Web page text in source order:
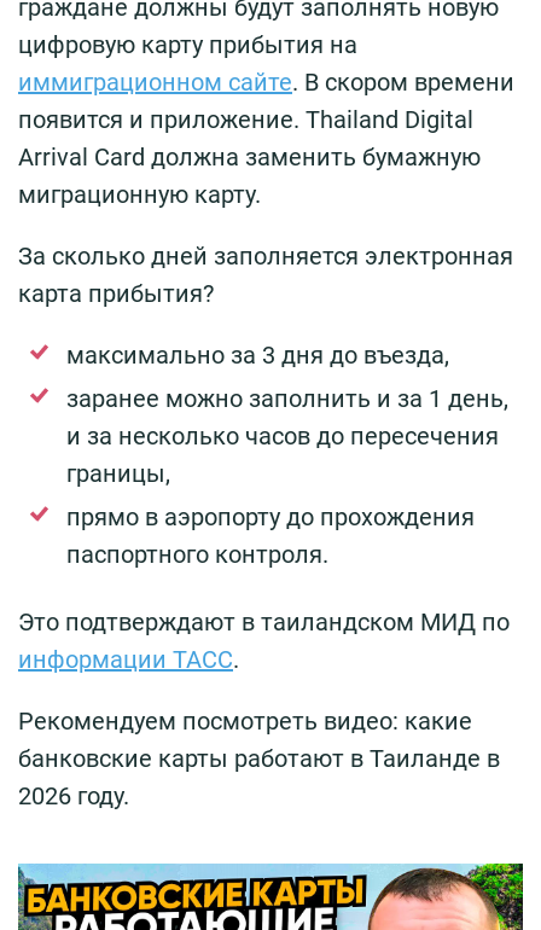
граждане должны будут заполнять новую
цифровую карту прибытия на
иммиграционном сайте. В скором времени
появится и приложение. Thailand Digital
Arrival Card должна заменить бумажную
миграционную карту.
За сколько дней заполняется электронная
карта прибытия?
максимально за 3 дня до въезда,
заранее можно заполнить и за 1 день,
и за несколько часов до пересечения
границы,
прямо в аэропорту до прохождения
паспортного контроля.
Это подтверждают в таиландском МИД по
информации ТАСС.
Рекомендуем посмотреть видео: какие
банковские карты работают в Таиланде в
2026 году.